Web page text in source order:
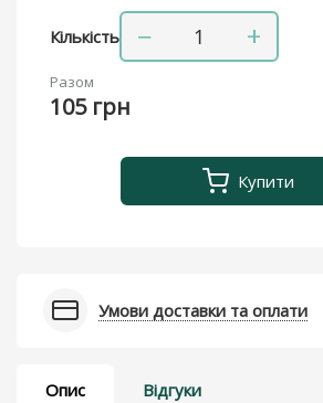
Кількість − +
Разом
105 грн
Купити
Умови доставки та оплати
Опис Відгуки